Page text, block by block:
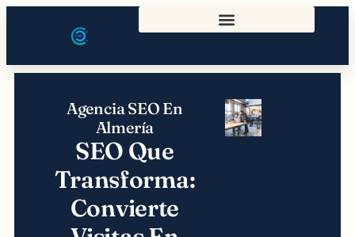
Agencia SEO En
Almería
SEO Que
Transforma:
Convierte